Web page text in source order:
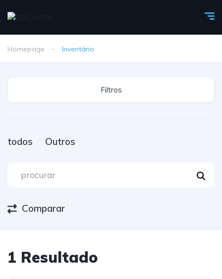
Homepage Inventário
Filtros
todos Outros
Comparar
1 Resultado